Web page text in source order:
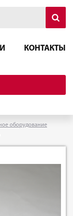
КОНТАКТЫ
оборудование